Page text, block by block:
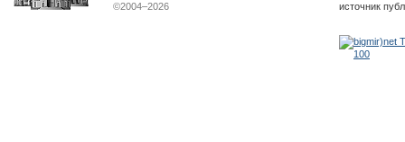
©2004–2026
источник